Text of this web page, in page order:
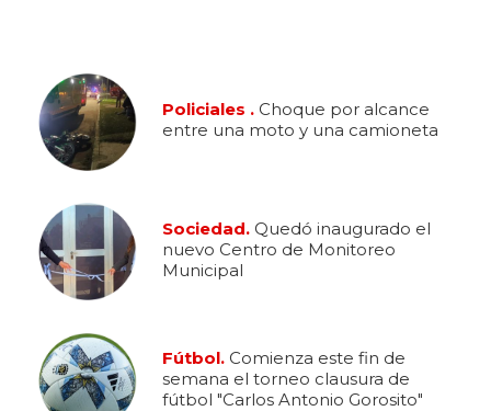
Policiales . Choque por alcance
entre una moto y una camioneta
Sociedad. Quedó inaugurado el
nuevo Centro de Monitoreo
Municipal
Fútbol. Comienza este fin de
semana el torneo clausura de
fútbol "Carlos Antonio Gorosito"